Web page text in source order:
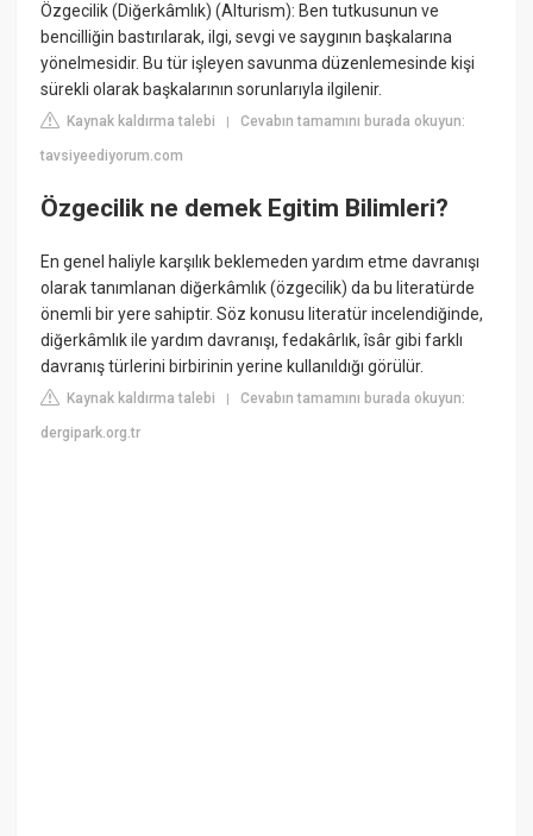
Özgecilik (Diğerkâmlık) (Alturism): Ben tutkusunun ve
bencilliğin bastırılarak, ilgi, sevgi ve saygının başkalarına
yönelmesidir. Bu tür işleyen savunma düzenlemesinde kişi
sürekli olarak başkalarının sorunlarıyla ilgilenir.
Kaynak kaldırma talebi |Cevabın tamamını burada okuyun:
tavsiyeediyorum.com
Özgecilik ne demek Egitim Bilimleri?
En genel haliyle karşılık beklemeden yardım etme davranışı
olarak tanımlanan diğerkâmlık (özgecilik) da bu literatürde
önemli bir yere sahiptir. Söz konusu literatür incelendiğinde,
diğerkâmlık ile yardım davranışı, fedakârlık, îsâr gibi farklı
davranış türlerini birbirinin yerine kullanıldığı görülür.
Kaynak kaldırma talebi |Cevabın tamamını burada okuyun:
dergipark.org.tr